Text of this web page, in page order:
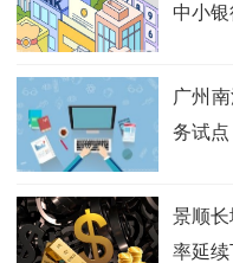
中小
广州
务试点
景顺长
率延